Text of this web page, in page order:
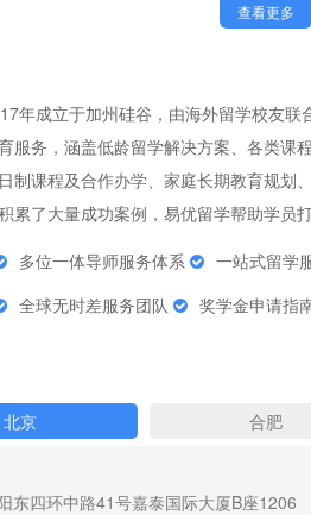
查看更多
年成立于加州硅谷，由海外留学校友
服务，涵盖低龄留学解决方案、各类课
制课程及合作办学、家庭长期教育规划
累了大量成功案例，易优留学帮助学员
多位一体导师服务体系
一站式留学
全球无时差服务团队
奖学金申请指
北京 合肥
东四环中路41号嘉泰国际大厦B座1206